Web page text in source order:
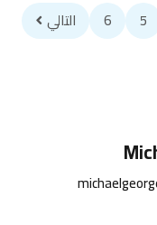
5
6
التالي